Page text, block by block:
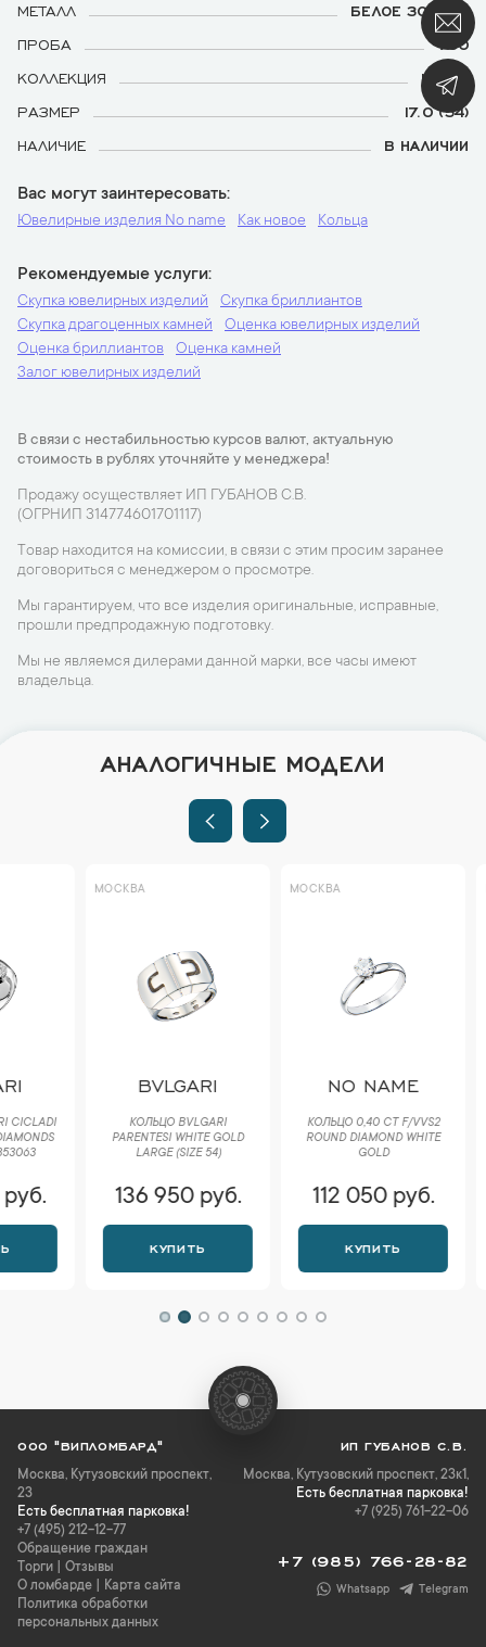
МЕТАЛЛ
БЕЛОЕ ЗОЛОТО
ПРОБА
750
КОЛЛЕКЦИЯ
HEART
РАЗМЕР
17.0 (54)
НАЛИЧИЕ
В НАЛИЧИИ
Вас могут заинтересовать
Ювелирные изделия No name Как новое Кольца
Рекомендуемые услуги
Скупка ювелирных изделий
Скупка бриллиантов
Скупка драгоценных камней
Оценка ювелирных изделий
Оценка бриллиантов
Оценка камней
Залог ювелирных изделий
В связи с нестабильностью курсов валют, актуальную
стоимость в рублях уточняйте у менеджера!
Продажу осуществляет ИП ГУБАНОВ С.В.
(ОГРНИП 314774601701117)
Товар находится на комиссии, в связи с этим просим заранее
договориться с менеджером о просмотре.
Мы гарантируем, что все изделия оригинальные, исправные,
прошли предпродажную подготовку.
Мы не являемся дилерами данной марки, все часы имеют
владельца.
АНАЛОГИЧНЫЕ МОДЕЛИ
BVLGARI
КОЛЬЦО BVLGARI
PARENTESI WHITE GOLD
LARGE (SIZE 54)
136 950 руб.
NO NAME
КОЛЬЦО 0,40 CT F/VVS2
ROUND DIAMOND WHITE
112 050 руб.
ООО "ВИПЛОМБАРД"
Москва, Кутузовский проспект,
23
Есть бесплатная парковка!
+7 (495) 212-12-77
Обращение граждан
Торги
Отзывы
О ломбарде
Карта сайта
Политика обработки
персональных данных
ИП ГУБАНОВ С.В.
Москва, Кутузовский проспект, 23к1,
Есть бесплатная парковка!
+7 (925) 761-22-06
+7 (985) 766-28-82
Whatsapp Telegram